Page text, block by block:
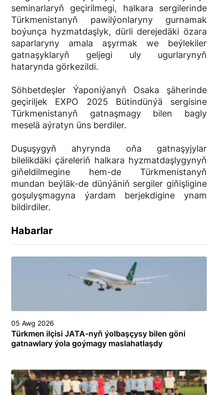
seminarlaryň geçirilmegi, halkara sergilerinde
Türkmenistanyň pawilýonlaryny gurnamak
boýunça hyzmatdaşlyk, dürli derejedäki özara
saparlaryny amala aşyrmak we beýlekiler
gatnaşyklaryň geljegi uly ugurlarynyň
hatarynda görkezildi.
Söhbetdeşler Ýaponiýanyň Osaka şäherinde
geçiriljek EXPO 2025 Bütindünýä sergisine
Türkmenistanyň gatnaşmagy bilen bagly
meselä aýratyn üns berdiler.
Duşuşygyň ahyrynda oňa gatnaşyjylar
bilelikdäki çäreleriň halkara hyzmatdaşlygynyň
giňeldilmegine hem-de Türkmenistanyň
mundan beýläk-de dünýäniň sergiler giňişligine
goşulyşmagyna ýardam berjekdigine ynam
bildirdiler.
Habarlar
05 Awg 2026
Türkmen ilçisi JATA-nyň ýolbaşçysy bilen göni
gatnawlary ýola goýmagy maslahatlaşdy